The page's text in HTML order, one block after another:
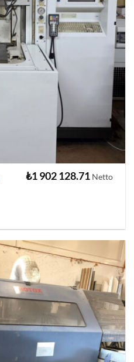
₺1 902 128.71 Netto